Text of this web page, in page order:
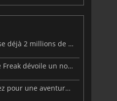
Resident Evil: Veronica dépasse déjà 2 millions de wishlists
Beast of Reincarnation : Game Freak dévoile un nouveau pari
Big Walk est disponible : partez pour une aventure entre amis